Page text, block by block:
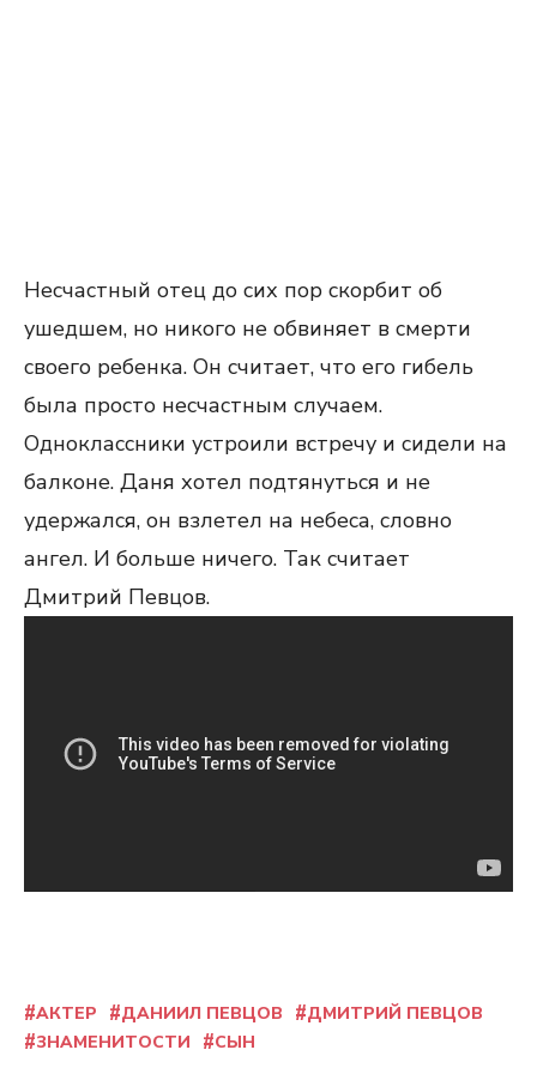
Несчастный отец до сих пор скорбит об
ушедшем, но никого не обвиняет в смерти
своего ребенка. Он считает, что его гибель
была просто несчастным случаем.
Одноклассники устроили встречу и сидели на
балконе. Даня хотел подтянуться и не
удержался, он взлетел на небеса, словно
ангел. И больше ничего. Так считает
Дмитрий Певцов.
АКТЕР ДАНИИЛ ПЕВЦОВ
ДМИТРИЙ ПЕВЦОВ
ЗНАМЕНИТОСТИ
СЫН